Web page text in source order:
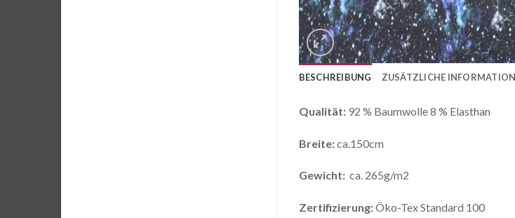
BESCHREIBUNG ZUSÄTZLICHE
Qualität: 92 % Baumwolle 8 % Elasthan
Breite:ca.150cm
Gewicht:ca. 265g/m2
Zertifizierung:Öko-Tex Standard 100